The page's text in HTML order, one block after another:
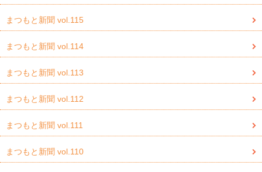
まつもと新聞 vol.115
まつもと新聞 vol.114
まつもと新聞 vol.113
まつもと新聞 vol.112
まつもと新聞 vol.111
まつもと新聞 vol.110